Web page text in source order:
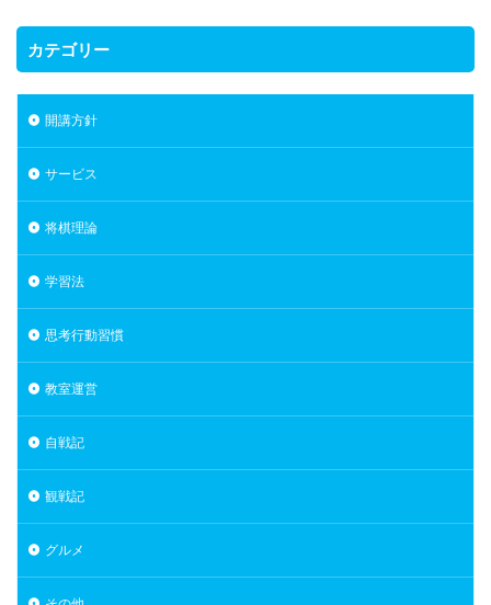
カテゴリー
開講方針
サービス
将棋理論
学習法
思考行動習慣
教室運営
自戦記
観戦記
グルメ